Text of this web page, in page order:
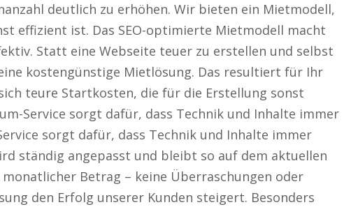
deutlich zu erhöhen. Wir bieten ein Mietmodell,
effizient ist. Das SEO-optimierte Mietmodell macht
Statt eine Webseite teuer zu erstellen und selbst
kostengünstige Mietlösung. Das resultiert für Ihr
teure Startkosten, die für die Erstellung sonst
Service sorgt dafür, dass Technik und Inhalte immer
sorgt dafür, dass Technik und Inhalte immer
ständig angepasst und bleibt so auf dem aktuellen
Betrag – keine Überraschungen oder
den Erfolg unserer Kunden steigert. Besonders